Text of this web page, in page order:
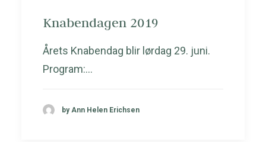
Knabendagen 2019
Årets Knabendag blir lørdag 29. juni.
Program:…
by Ann Helen Erichsen